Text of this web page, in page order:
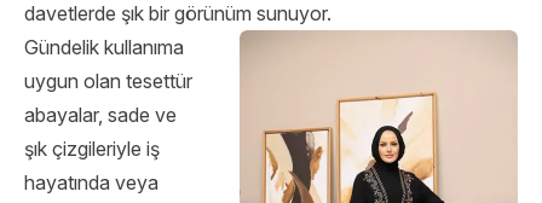
davetlerde şık bir görünüm sunuyor.
Gündelik kullanıma
uygun olan tesettür
abayalar, sade ve
şık çizgileriyle iş
hayatında veya